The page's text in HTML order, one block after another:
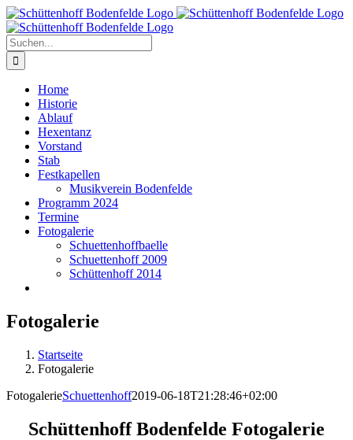
Zum
Inhalt
springen
Suche
nach:
Home
Historie
Ablauf
Hexentanz
Vorstand
Stab
Festkapellen
Musikverein Bodenfelde
Programm 2024
Termine
Fotogalerie
Schuettenhoffbaelle
Schuettenhoff 2009
Schüttenhoff 2014
Fotogalerie
Startseite
Fotogalerie
FotogalerieSchuettenhoff2019-06-18T21:28:46+02:00
Schüttenhoff Bodenfelde Fotogalerie